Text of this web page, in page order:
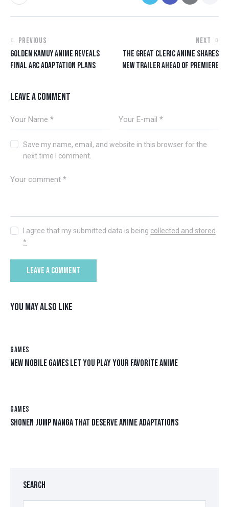
PREVIOUS
GOLDEN KAMUY ANIME REVEALS
FINAL ARC ADAPTATION PLANS
NEXT
THE GREAT CLERIC ANIME SHARES
NEW TRAILER AHEAD OF PREMIERE
LEAVE A COMMENT
Save my name, email, and website in this browser for the
next time I comment.
I agree that my submitted data is being collected and stored
*
YOU MAY ALSO LIKE
GAMES
NEW MOBILE GAMES LET YOU PLAY YOUR FAVORITE ANIME
GAMES
SHONEN JUMP MANGA THAT DESERVE ANIME ADAPTATIONS
SEARCH